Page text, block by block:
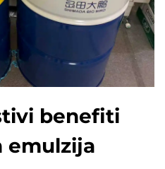
benefiti
emulzija